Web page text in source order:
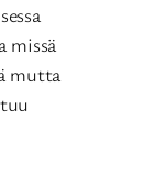
missä
mutta